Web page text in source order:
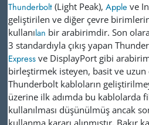
Thunderbolt (Light Peak), Apple ve
geliştirilen ve diğer çevre
kullanılan bir arabirimdir. Son
3 standardıyla çıkış yapan
Express ve DisplayPort gibi
birleştirmek isteyen, basit ve
Thunderbolt kabloların
üzerine ilk adımda bu kablolarda
kullanılması düşünülmüş ancak